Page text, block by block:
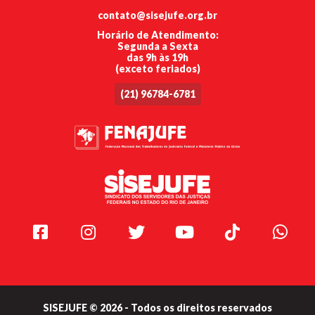
contato@sisejufe.org.br
Horário de Atendimento:
Segunda a Sexta
das 9h às 19h
(exceto feriados)
(21) 96784-6781
Facebook Instagram Twitter Youtube TikTok
SISEJUFE © 2026 - Todos os direitos reservados